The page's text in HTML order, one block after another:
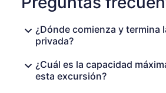
¿Dónde comienza y termina
privada?
¿Cuál es la capacidad
esta excursión?